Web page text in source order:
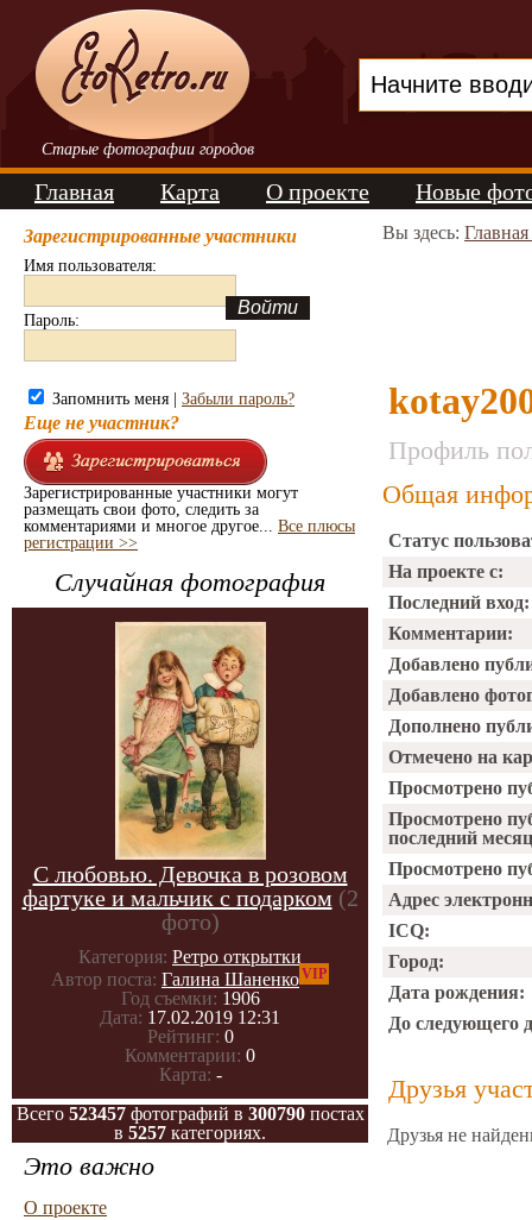
Старые фотографии городов
Главная Карта О проекте Новые
Зарегистрированные участники
Имя пользователя:
Пароль:
Запомнить меня | Забыли пароль?
Еще не участник?
Зарегистрированные участники могут
размещать свои фото, следить за
комментариями и многое другое... Все плюсы
регистрации >>
Случайная фотография
С любовью. Девочка в розовом
фартуке и мальчик с подарком (2
фото)
Категория: Ретро открытки
Автор поста: Галина ШаненкоVIP
Год съемки: 1906
Дата: 17.02.2019 12:31
Рейтинг: 0
Комментарии: 0
Карта: -
Всего 523457фотографий в 300790постах
в 5257 категориях.
Это важно
О проекте
Вы здесь:
Профиль
Общая
Статус
На проекте с:
Последний вход:
Комментарии:
Добавлено
Добавлено
Дополнено
Отмечено на
Просмотрено
Просмотрено
последний
Просмотрено
Адрес
ICQ:
Город:
Дата рождения:
До следующего
Друзья
Друзья не